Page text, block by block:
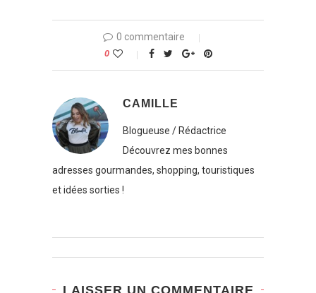
0 commentaire
0
CAMILLE
Blogueuse / Rédactrice
Découvrez mes bonnes
adresses gourmandes, shopping, touristiques
et idées sorties !
LAISSER UN COMMENTAIRE